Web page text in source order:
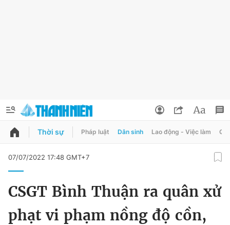
QUẢNG CÁO
Đổi mật khẩu
Tin đã lưu
Thời sự Pháp luật Dân sinh Lao động - Việc làm
07/07/2022 17:48 GMT+7
CSGT Bình Thuận ra quân xử
phạt vi phạm nồng độ cồn,